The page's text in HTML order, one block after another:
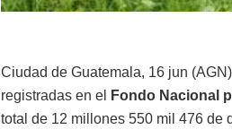
Ciudad de Guatemala, 16 jun
registradas en el
Fondo Nacional
total de 12 millones 550 mil 476 de